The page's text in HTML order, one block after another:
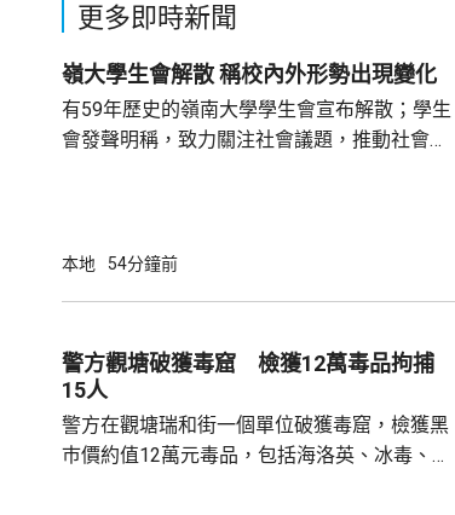
更多即時新聞
嶺大學生會解散 稱校內外形勢出現變化
有59年歷史的嶺南大學學生會宣布解散；學生
會發聲明稱，致力關注社會議題，推動社會進
承認學生會，導致學生會無法在校內提供服
生會完全失去運作空間。 對於近年多間院校學
生會相繼解散，他認為是學界以至...
本地 54分鐘前
警方觀塘破獲毒窟 檢獲12萬毒品拘捕
15人
警方在觀塘瑞和街一個單位破獲毒窟，檢獲黑
巿價約值12萬元毒品，包括海洛英、冰毒、含